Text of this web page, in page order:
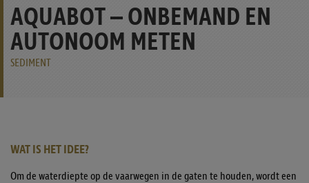
AQUABOT – ONBEMAND EN
AUTONOOM METEN
SEDIMENT
WAT IS HET IDEE?
Om de waterdiepte op de vaarwegen in de gaten te houden, wordt een